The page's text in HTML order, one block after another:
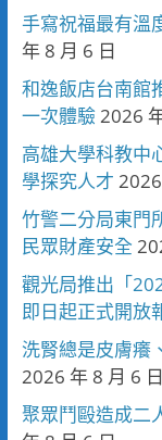
手寫祝福最有
年 8 月 6 日
和逸飯店台南館
一次體驗2026
高雄大學科教中
學探究人才
竹警二分局東
民眾財產安全
觀光局推出「
即日起正式開放
洗腎總是皮膚癢
2026 年 8 月 6 日
聚眾鬥毆造成二